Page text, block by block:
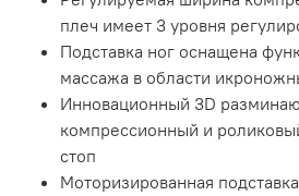
плеч имеет 3 уровня
Подставка ног оснащена
массажа в области
Инновационный 3D
компрессионный и
стоп
Моторизированная